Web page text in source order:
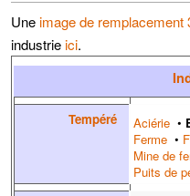
Uneimage de remplacement
industrieici.
Tempéré Aciérie •
Ferme •
Mine de
Puits de